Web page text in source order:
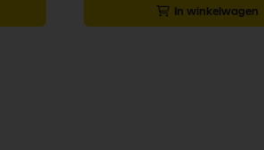
In winkelwagen